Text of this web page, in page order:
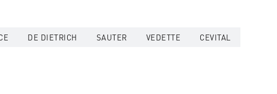
DE DIETRICH SAUTER VEDETTE CEVITAL